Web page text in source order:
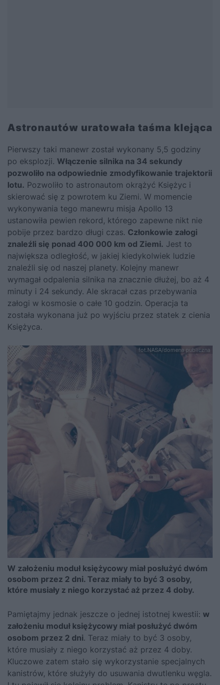
Astronautów uratowała taśma klejąca
Pierwszy taki manewr został wykonany 5,5 godziny
po eksplozji. Włączenie silnika na 34 sekundy
pozwoliło na odpowiednie zmodyfikowanie trajektorii
lotu. Pozwoliło to astronautom okrążyć Księżyc i
skierować się z powrotem ku Ziemi. W momencie
wykonywania tego manewru misja Apollo 13
ustanowiła pewien rekord, którego zapewne nikt nie
pobije przez bardzo długi czas. Członkowie załogi
znaleźli się ponad 400 000 km od Ziemi. Jest to
największa odległość, w jakiej kiedykolwiek ludzie
znaleźli się od naszej planety. Kolejny manewr
wymagał odpalenia silnika na znacznie dłużej, bo aż 4
minuty i 24 sekundy. Ale skracał czas przebywania
załogi w kosmosie o całe 10 godzin. Operacja ta
została wykonana już po wyjściu przez statek z cienia
Księżyca.
fot.NASA/domena publiczna
W założeniu moduł księżycowy miał posłużyć dwóm
osobom przez 2 dni. Teraz miały to być 3 osoby,
które musiały z niego korzystać aż przez 4 doby.
Pamiętajmy jednak jeszcze o jednej istotnej kwestii: w
założeniu moduł księżycowy miał posłużyć dwóm
osobom przez 2 dni. Teraz miały to być 3 osoby,
które musiały z niego korzystać aż przez 4 doby.
Kluczowe zatem stało się wykorzystanie specjalnych
kanistrów, które służyły do usuwania dwutlenku węgla.